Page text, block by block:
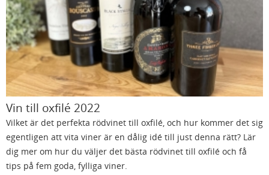
Vin till oxfilé 2022
Vilket är det perfekta rödvinet till oxfilé, och hur kommer det sig
egentligen att vita viner är en dålig idé till just denna rätt? Lär
dig mer om hur du väljer det bästa rödvinet till oxfilé och få
tips på fem goda, fylliga viner.